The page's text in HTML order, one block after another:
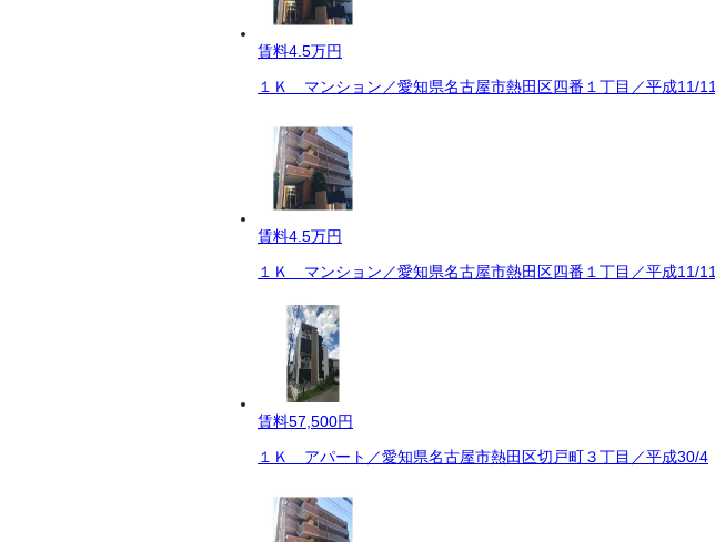
賃料4.5万円
１Ｋ マンション／愛知県名古屋市熱田区四番１丁目／平成11/11
賃料4.5万円
１Ｋ マンション／愛知県名古屋市熱田区四番１丁目／平成11/11
賃料57,500円
１Ｋ アパート／愛知県名古屋市熱田区切戸町３丁目／平成30/4